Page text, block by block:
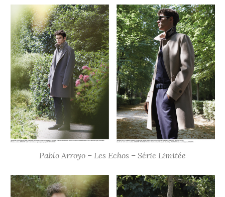
Pablo Arroyo – Les Echos – Série Limitée